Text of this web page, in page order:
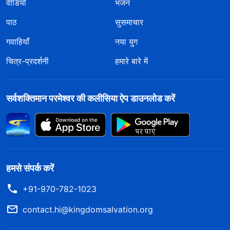
वीडियो
भजन
पाठ
सुसमाचार
गवाहियाँ
नया युग
चित्र-प्रदर्शनी
हमारे बारे में
सर्वशक्तिमान परमेश्वर की कलीसिया ऐप डाउनलोड करें
हमसे संपर्क करें
+91-970-782-1023
contact.hi@kingdomsalvation.org